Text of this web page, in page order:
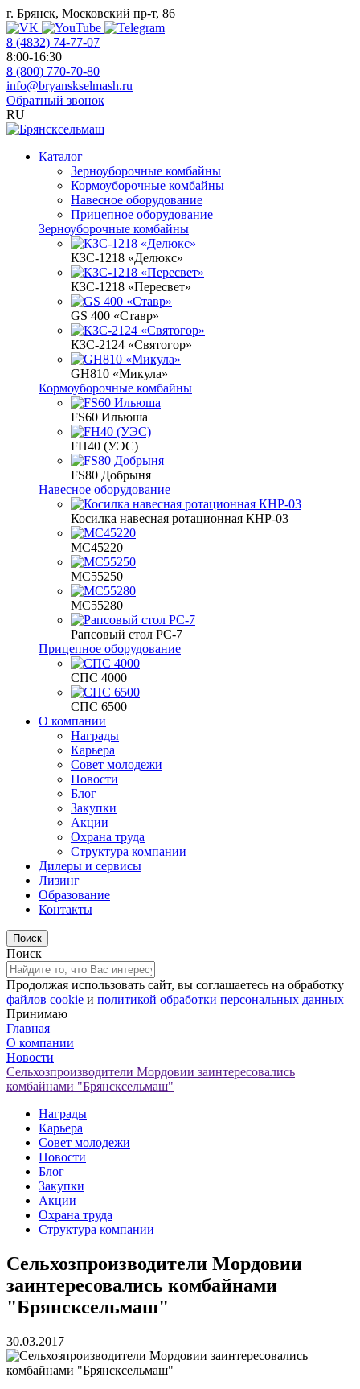
г. Брянск, Московский пр-т, 86
8 (4832) 74-77-07
8:00-16:30
8 (800) 770-70-80
info@bryanskselmash.ru
Обратный звонок
RU
Каталог
Зерноуборочные комбайны
Кормоуборочные комбайны
Навесное оборудование
Прицепное оборудование
Зерноуборочные комбайны
КЗС-1218 «Делюкс»
КЗС-1218 «Пересвет»
GS 400 «Ставр»
КЗС-2124 «Святогор»
GH810 «Микула»
Кормоуборочные комбайны
FS60 Ильюша
FH40 (УЭС)
FS80 Добрыня
Навесное оборудование
Косилка навесная ротационная КНР-03
МС45220
МС55250
МС55280
Рапсовый стол РС-7
Прицепное оборудование
СПС 4000
СПС 6500
О компании
Награды
Карьера
Совет молодежи
Новости
Блог
Закупки
Акции
Охрана труда
Структура компании
Дилеры и сервисы
Лизинг
Образование
Контакты
Поиск
Продолжая использовать сайт, вы соглашаетесь на обработку
файлов cookie и политикой обработки персональных данных
Принимаю
Главная
О компании
Новости
Сельхозпроизводители Мордовии заинтересовались
комбайнами "Брянсксельмаш"
Награды
Карьера
Совет молодежи
Новости
Блог
Закупки
Акции
Охрана труда
Структура компании
Сельхозпроизводители Мордовии
заинтересовались комбайнами
"Брянсксельмаш"
30.03.2017